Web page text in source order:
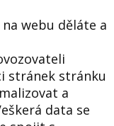
webu děláte a
stránek stránku
a
data se